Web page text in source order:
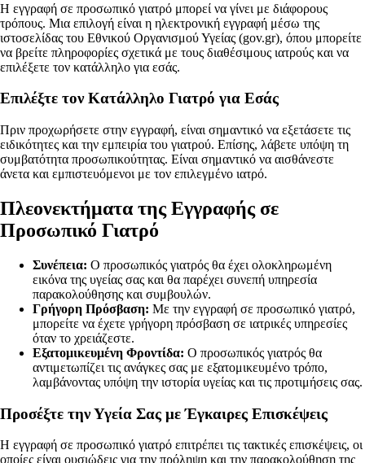
Η εγγραφή σε προσωπικό γιατρό μπορεί να γίνει με διάφορους
τρόπους. Μια επιλογή είναι η ηλεκτρονική εγγραφή μέσω της
ιστοσελίδας του Εθνικού Οργανισμού Υγείας (gov.gr), όπου μπορείτε
να βρείτε πληροφορίες σχετικά με τους διαθέσιμους ιατρούς και να
επιλέξετε τον κατάλληλο για εσάς.
Επιλέξτε τον Κατάλληλο Γιατρό για Εσάς
Πριν προχωρήσετε στην εγγραφή, είναι σημαντικό να εξετάσετε τις
ειδικότητες και την εμπειρία του γιατρού. Επίσης, λάβετε υπόψη τη
συμβατότητα προσωπικούτητας. Είναι σημαντικό να αισθάνεστε
άνετα και εμπιστευόμενοι με τον επιλεγμένο ιατρό.
Πλεονεκτήματα της Εγγραφής σε
Προσωπικό Γιατρό
Συνέπεια: Ο προσωπικός γιατρός θα έχει ολοκληρωμένη
εικόνα της υγείας σας και θα παρέχει συνεπή υπηρεσία
παρακολούθησης και συμβουλών.
Γρήγορη Πρόσβαση: Με την εγγραφή σε προσωπικό γιατρό,
μπορείτε να έχετε γρήγορη πρόσβαση σε ιατρικές υπηρεσίες
όταν το χρειάζεστε.
Εξατομικευμένη Φροντίδα: Ο προσωπικός γιατρός θα
αντιμετωπίζει τις ανάγκες σας με εξατομικευμένο τρόπο,
λαμβάνοντας υπόψη την ιστορία υγείας και τις προτιμήσεις σας.
Προσέξτε την Υγεία Σας με Έγκαιρες Επισκέψεις
Η εγγραφή σε προσωπικό γιατρό επιτρέπει τις τακτικές επισκέψεις, οι
οποίες είναι ουσιώδεις για την πρόληψη και την παρακολούθηση της